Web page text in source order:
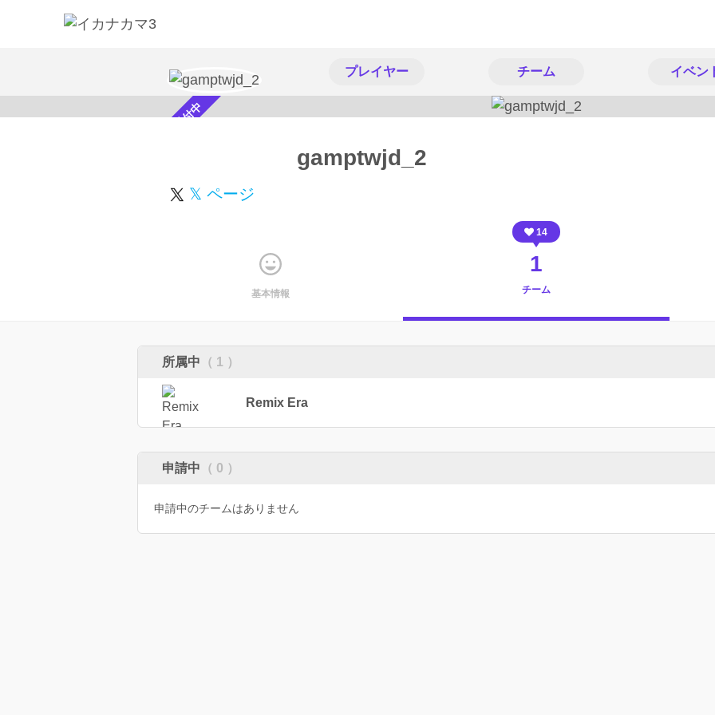
プレイヤー チーム イベン
スカウト受付中 gamptwjd_2
𝕏 ページ
基本情報
14
1
チーム
所属中 （ 1 ）
Remix Era
申請中 （ 0 ）
申請中のチームはありません